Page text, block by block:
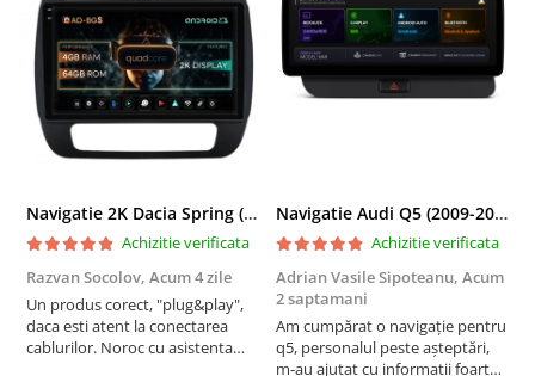
Navigatie 2K Dacia Spring (2021- Prezent), Android, S-Quadcore / 4GB RAM + 64GB ROM, 9.5 Inch - AD-BGS90042K+AD-BGRKIT366V4s
Achizitie verificata
Razvan Socolov, Acum 4 zile
Un produs corect, "plug&play",
daca esti atent la conectarea
cablurilor. Noroc cu asistenta
Navigatie Audi Q5 (2009-2017), Linux OS & OEM, MMI 3G, CarPlay & Android Auto Wireless, MirrorLink, Camera AHD, 12.3 Inch - AD-BGAALNXH+AD-BGRKITQ5002
Achizitie verificata
Adrian Vasile Sipoteanu, Acum
2 saptamani
Am cumpărat o navigație pentru
q5, personalul peste așteptări,
m-au ajutat cu informații foarte